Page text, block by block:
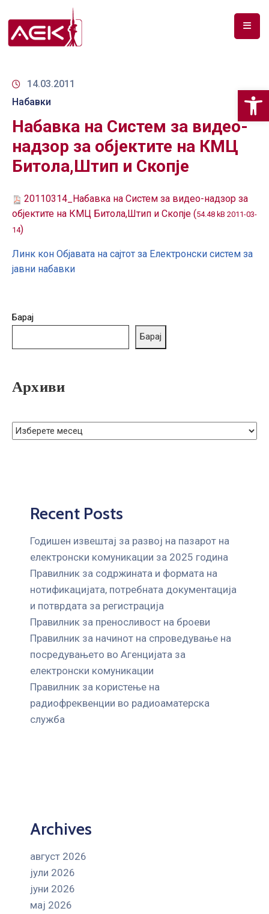
ЗА
ДОКУМЕНТИ
РФ
СПЕКТАР
АНАЛИЗА
НА
ГРИЖА
14.03.2011
Набавки
Набавка на Систем за видео-
надзор за објектите на КМЦ
Битола,Штип и Скопје
20110314_Набавка на Систем за видео-надзор за
објектите на КМЦ Битола,Штип и Скопје (54.48 kB 2011-03-
14)
Линк кон Објавата на сајтот за Електронски систем за
јавни набавки
Барај
Барај
Архиви
Recent Posts
Годишен извештај за развој на пазарот на
електронски комуникации за 2025 година
Правилник за содржината и формата на
нотификацијата, потребната документација
и потврдата за регистрација
Правилник за преносливост на броеви
Правилник за начинот на спроведување на
посредувањето во Агенцијата за
електронски комуникации
Правилник за користење на
радиофреквенции во радиоаматерска
служба
Archives
август 2026
јули 2026
јуни 2026
мај 2026